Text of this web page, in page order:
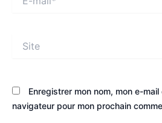
mail*
Enregistrer mon nom, mon e-
navigateur pour mon prochain